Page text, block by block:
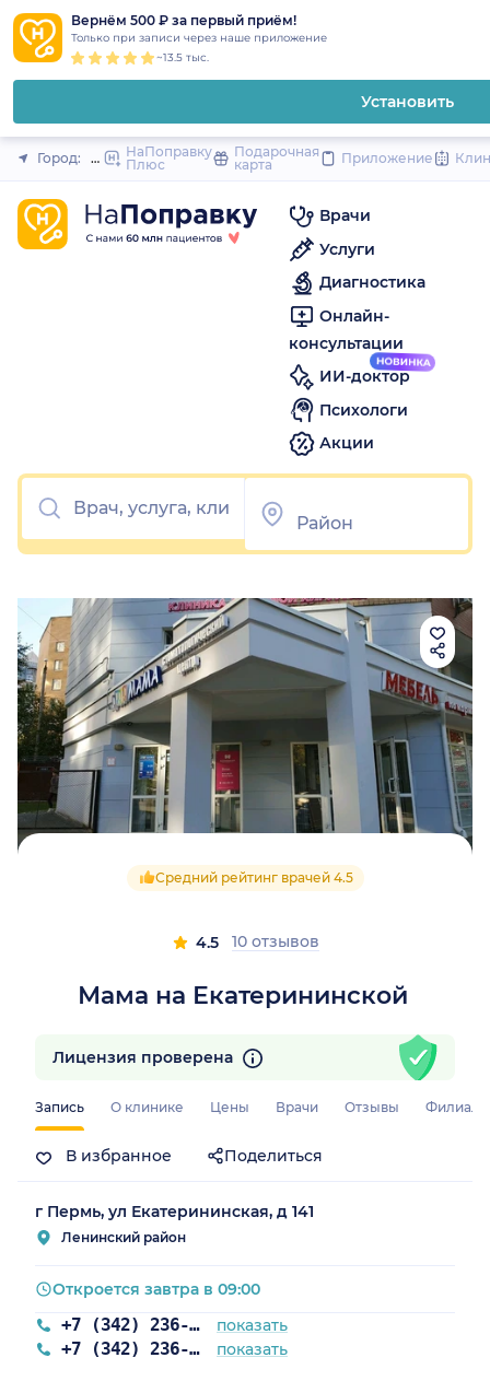
Вернём 500 ₽ за первый приём!
Только при записи через наше приложение
~13.5 тыс.
Установить
Закрыть
Город: ПермьНаПоправку
Плюс
Подарочная
карта
Приложение
Врачи
Услуги
Диагностика
Онлайн-
консультации
ИИ-доктор
Психологи
Акции
Мама на Екатерининской
Средний рейтинг врачей 4.5
4.5 10 отзывов
Запись О клинике Цены Врачи Отзывы Филиалы
В избранное Поделиться
Лицензия проверена
г Пермь, ул Екатерининская, д 141
Ленинский район
+7 (342) 236-70-36 показать
+7 (342) 236-72-22 показать
Откроется завтра в 09:00